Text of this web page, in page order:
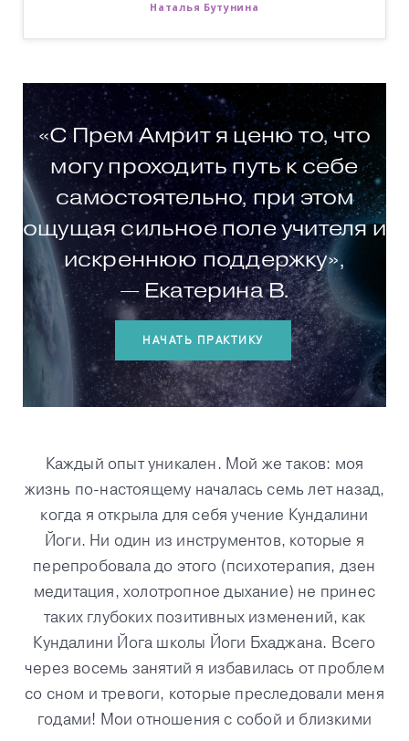
Наталья Бутунина
«С Прем Амрит я ценю то, что
могу проходить путь к себе
самостоятельно, при этом
ощущая сильное поле учителя и
искреннюю поддержку»,
— Екатерина В.
НАЧАТЬ ПРАКТИКУ
Каждый опыт уникален. Мой же таков: моя
жизнь по-настоящему началась семь лет назад,
когда я открыла для себя учение Кундалини
Йоги. Ни один из инструментов, которые я
перепробовала до этого (психотерапия, дзен
медитация, холотропное дыхание) не принес
таких глубоких позитивных изменений, как
Кундалини Йога школы Йоги Бхаджана. Всего
через восемь занятий я избавилась от проблем
со сном и тревоги, которые преследовали меня
годами! Мои отношения с собой и близкими